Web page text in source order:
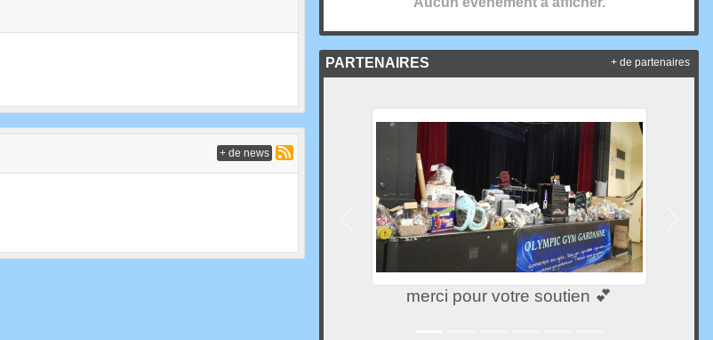
+ de news
PARTENAIRES
merci pour votre soutien 💕
Précedent
+ de partenaires